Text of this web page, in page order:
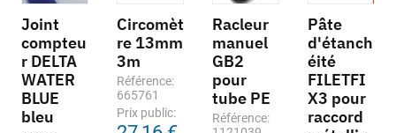
Joint
compteu
r DELTA
WATER
BLUE
bleu
Circomèt
re 13mm
3m
Référence:
665761
Prix public:
Racleur
manuel
GB2
pour
tube PE
Référence:
Pâte
d'étanch
éité
FILETFI
X3 pour
raccord